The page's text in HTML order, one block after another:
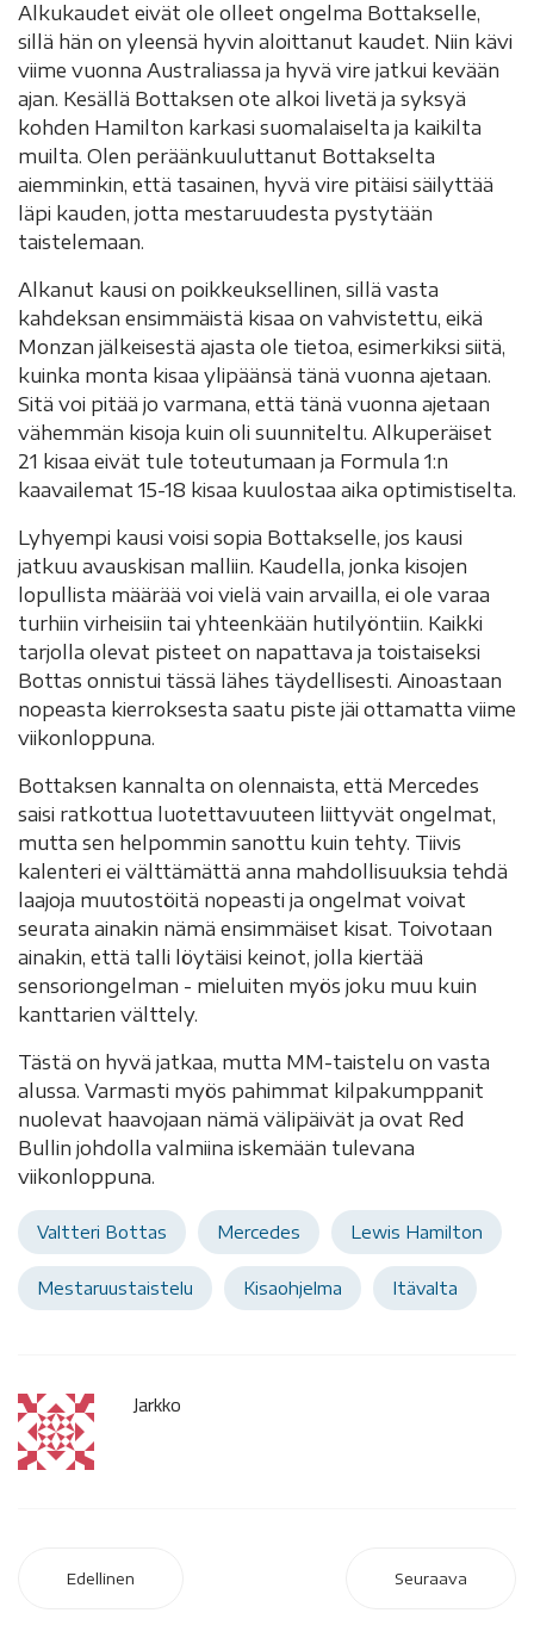
Alkukaudet eivät ole olleet ongelma Bottakselle,
sillä hän on yleensä hyvin aloittanut kaudet. Niin kävi
viime vuonna Australiassa ja hyvä vire jatkui kevään
ajan. Kesällä Bottaksen ote alkoi livetä ja syksyä
kohden Hamilton karkasi suomalaiselta ja kaikilta
muilta. Olen peräänkuuluttanut Bottakselta
aiemminkin, että tasainen, hyvä vire pitäisi säilyttää
läpi kauden, jotta mestaruudesta pystytään
taistelemaan.
Alkanut kausi on poikkeuksellinen, sillä vasta
kahdeksan ensimmäistä kisaa on vahvistettu, eikä
Monzan jälkeisestä ajasta ole tietoa, esimerkiksi siitä,
kuinka monta kisaa ylipäänsä tänä vuonna ajetaan.
Sitä voi pitää jo varmana, että tänä vuonna ajetaan
vähemmän kisoja kuin oli suunniteltu. Alkuperäiset
21 kisaa eivät tule toteutumaan ja Formula 1:n
kaavailemat 15-18 kisaa kuulostaa aika optimistiselta.
Lyhyempi kausi voisi sopia Bottakselle, jos kausi
jatkuu avauskisan malliin. Kaudella, jonka kisojen
lopullista määrää voi vielä vain arvailla, ei ole varaa
turhiin virheisiin tai yhteenkään hutilyöntiin. Kaikki
tarjolla olevat pisteet on napattava ja toistaiseksi
Bottas onnistui tässä lähes täydellisesti. Ainoastaan
nopeasta kierroksesta saatu piste jäi ottamatta viime
viikonloppuna.
Bottaksen kannalta on olennaista, että Mercedes
saisi ratkottua luotettavuuteen liittyvät ongelmat,
mutta sen helpommin sanottu kuin tehty. Tiivis
kalenteri ei välttämättä anna mahdollisuuksia tehdä
laajoja muutostöitä nopeasti ja ongelmat voivat
seurata ainakin nämä ensimmäiset kisat. Toivotaan
ainakin, että talli löytäisi keinot, jolla kiertää
sensoriongelman - mieluiten myös joku muu kuin
kanttarien välttely.
Tästä on hyvä jatkaa, mutta MM-taistelu on vasta
alussa. Varmasti myös pahimmat kilpakumppanit
nuolevat haavojaan nämä välipäivät ja ovat Red
Bullin johdolla valmiina iskemään tulevana
viikonloppuna.
Valtteri Bottas Mercedes Lewis Hamilton
Mestaruustaistelu Kisaohjelma Itävalta
Jarkko
Edellinen Seuraava